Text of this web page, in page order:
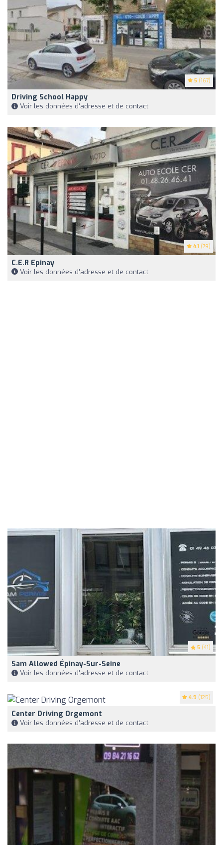
5 (167)
Driving School Happy
Voir les données d'adresse et de contact
4.1 (79)
C.e.r Epinay
Voir les données d'adresse et de contact
5 (41)
Sam Allowed Épinay-Sur-Seine
Voir les données d'adresse et de contact
4.9 (125)
Center Driving Orgemont
Voir les données d'adresse et de contact